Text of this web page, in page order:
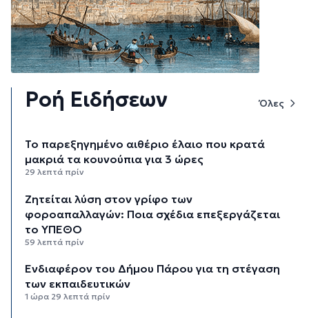
Ροή Ειδήσεων Όλες
Το παρεξηγημένο αιθέριο έλαιο που κρατά
μακριά τα κουνούπια για 3 ώρες
29 λεπτά πρίν
Ζητείται λύση στον γρίφο των
φοροαπαλλαγών: Ποια σχέδια επεξεργάζεται
το ΥΠΕΘΟ
59 λεπτά πρίν
Ενδιαφέρον του Δήμου Πάρου για τη στέγαση
των εκπαιδευτικών
1 ώρα 29 λεπτά πρίν